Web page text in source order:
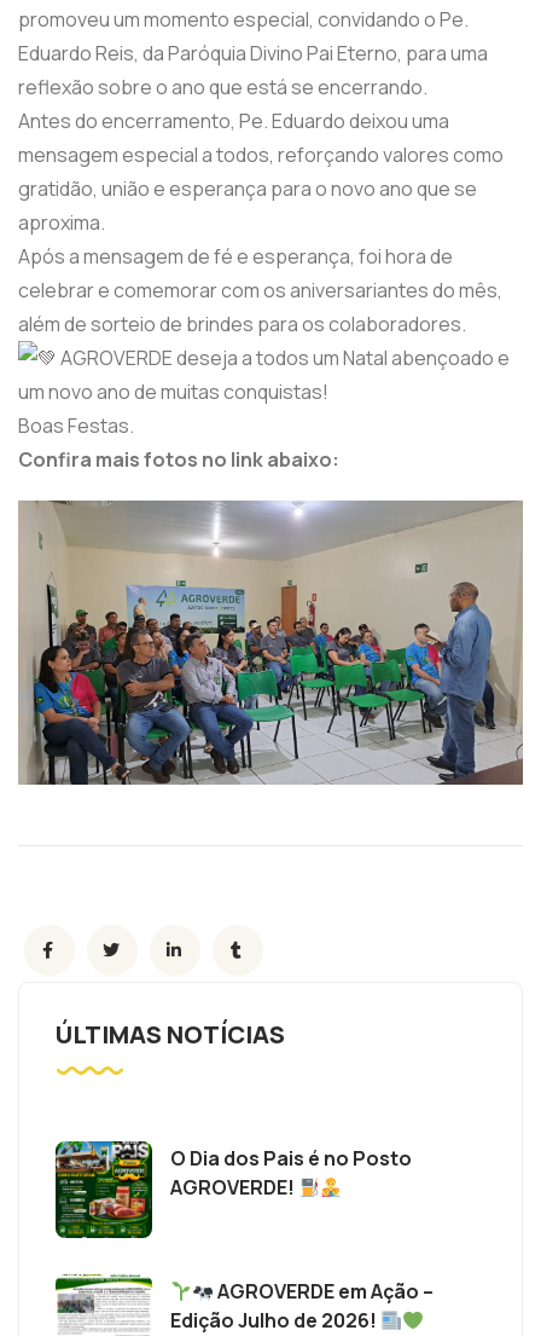
promoveu um momento especial, convidando o Pe.
Eduardo Reis, da Paróquia Divino Pai Eterno, para uma
reflexão sobre o ano que está se encerrando.
Antes do encerramento, Pe. Eduardo deixou uma
mensagem especial a todos, reforçando valores como
gratidão, união e esperança para o novo ano que se
aproxima.
Após a mensagem de fé e esperança, foi hora de
celebrar e comemorar com os aniversariantes do mês,
além de sorteio de brindes para os colaboradores.
AGROVERDE deseja a todos um Natal abençoado e
um novo ano de muitas conquistas!
Boas Festas.
Confira mais fotos no link abaixo:
ÚLTIMAS NOTÍCIAS
O Dia dos Pais é no Posto
AGROVERDE!
AGROVERDE em Ação –
Edição Julho de 2026!